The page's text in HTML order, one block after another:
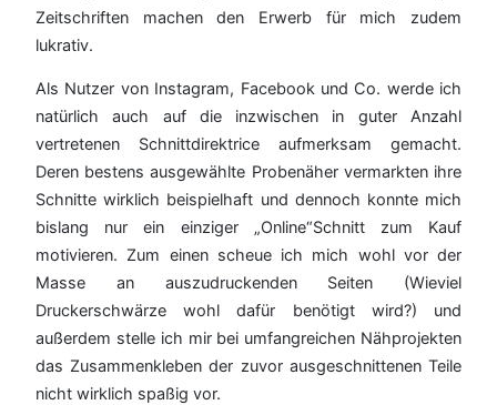
Zeitschriften machen den Erwerb für mich zudem
lukrativ.
Als Nutzer von Instagram, Facebook und Co. werde ich
natürlich auch auf die inzwischen in guter Anzahl
vertretenen Schnittdirektrice aufmerksam gemacht.
Deren bestens ausgewählte Probenäher vermarkten ihre
Schnitte wirklich beispielhaft und dennoch konnte mich
bislang nur ein einziger „Online“Schnitt zum Kauf
motivieren. Zum einen scheue ich mich wohl vor der
Masse an auszudruckenden Seiten (Wieviel
Druckerschwärze wohl dafür benötigt wird?) und
außerdem stelle ich mir bei umfangreichen Nähprojekten
das Zusammenkleben der zuvor ausgeschnittenen Teile
nicht wirklich spaßig vor.